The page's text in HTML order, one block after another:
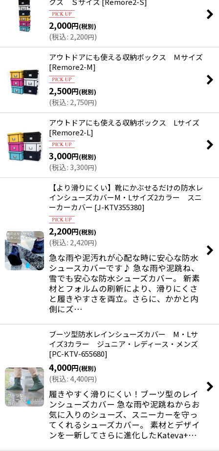
並び順
絞り込む
2,000円(税別)
(税込: 2,200円)
アウトドアにも使える収納ボックス Ｍサイズ
[Remore2-M]
2,500円(税別)
(税込: 2,750円)
アウトドアにも使える収納ボックス Lサイズ
[Remore2-L]
3,000円(税別)
(税込:3,300円)
【より滑りにくい】靴にかぶせるだけの防水レ
インシューズカバーM・Lサイズ2カラー スニ
ーカーカバー [J-KTV355380]
2,200円(税別)
(税込: 2,420円)
急な雨や泥汚れが心配な時に安心な防水
シュースカバーです♪ 急な雨や泥跳ね、
雪でも安心な防水シューズカバー。 新素
材とフォルムの刷新により、滑りにくさ
と履きやすさを両立。さらに、かかと内
側にズ…
ブーツ型防水レインシューズカバー M・Lサ
イズ3カラー ジュニア・レディース・メンズ
[PC-KTV-655680]
4,000円(税別)
(税込:4,400円)
履きやすく滑りにくい！ブーツ型のレイ
ンシューズカバー 急な雨や泥跳ねからお
気に入りのシューズ、スニーカーを守っ
てくれるシューズカバー。 素材とデザイ
ンを一新してさらに進化したKateva+…